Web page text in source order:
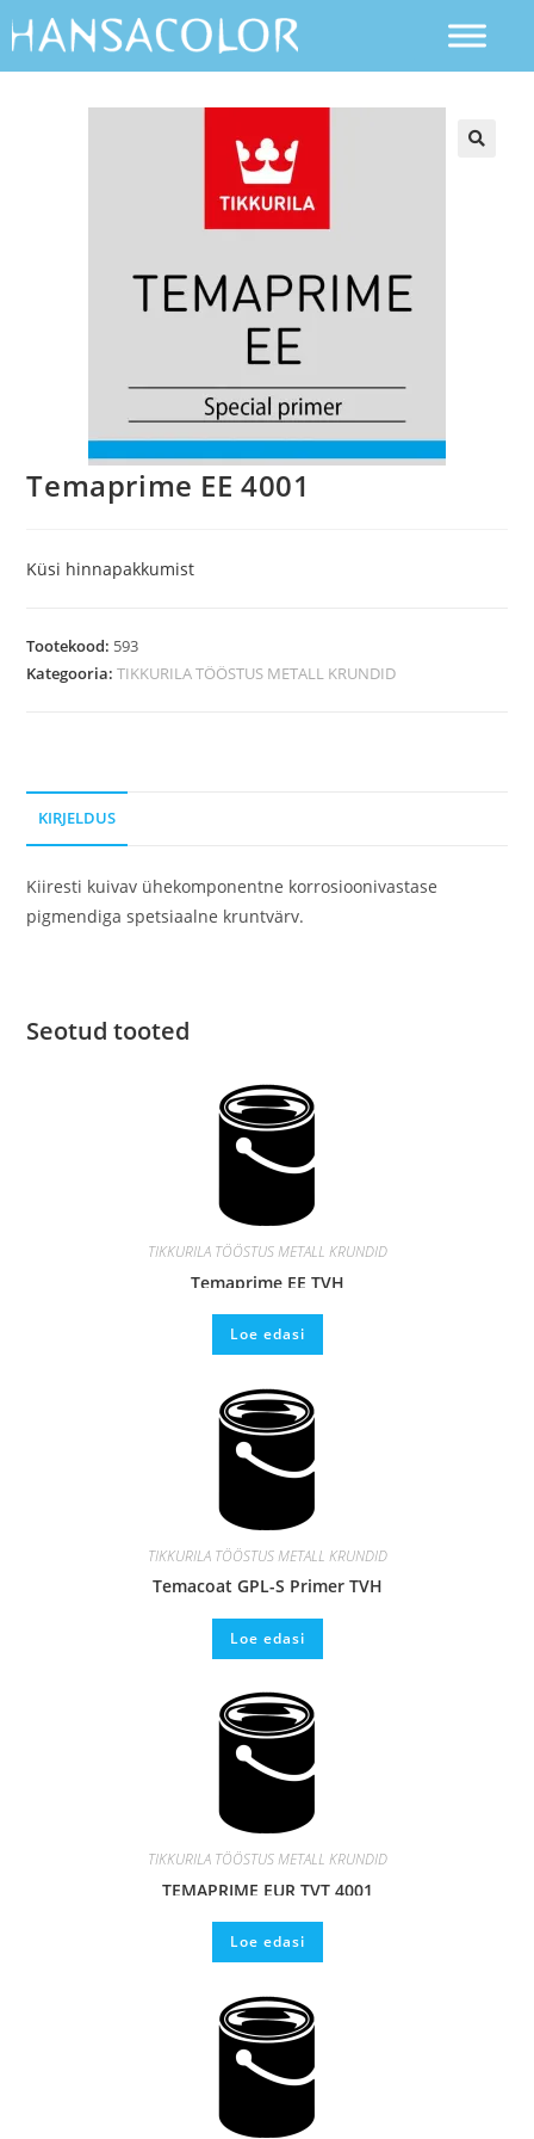
Temaprime EE 4001
Küsi hinnapakkumist
Tootekood: 593
Kategooria:TIKKURILA TÖÖSTUS METALL KRUNDID
KIRJELDUS
Kiiresti kuivav ühekomponentne korrosioonivastase
pigmendiga spetsiaalne kruntvärv.
Seotud tooted
TIKKURILA TÖÖSTUS METALL KRUNDID
Temaprime EE TVH
Loe edasi
TIKKURILA TÖÖSTUS METALL KRUNDID
Temacoat GPL-S Primer TVH
Loe edasi
TIKKURILA TÖÖSTUS METALL KRUNDID
TEMAPRIME EUR TVT 4001
Loe edasi